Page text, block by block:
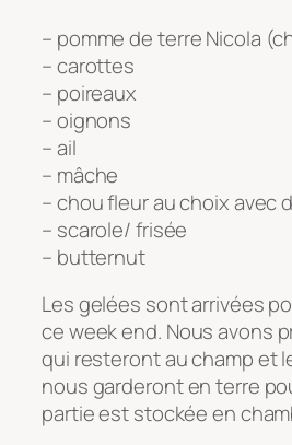
– pomme de terre Nicola
– carottes
– poireaux
– oignons
– ail
– mâche
– chou fleur au choix avec
– scarole/ frisée
– butternut
Les gelées sont arrivées
ce week end. Nous avons
qui resteront au champ et
nous garderont en terre
partie est stockée en